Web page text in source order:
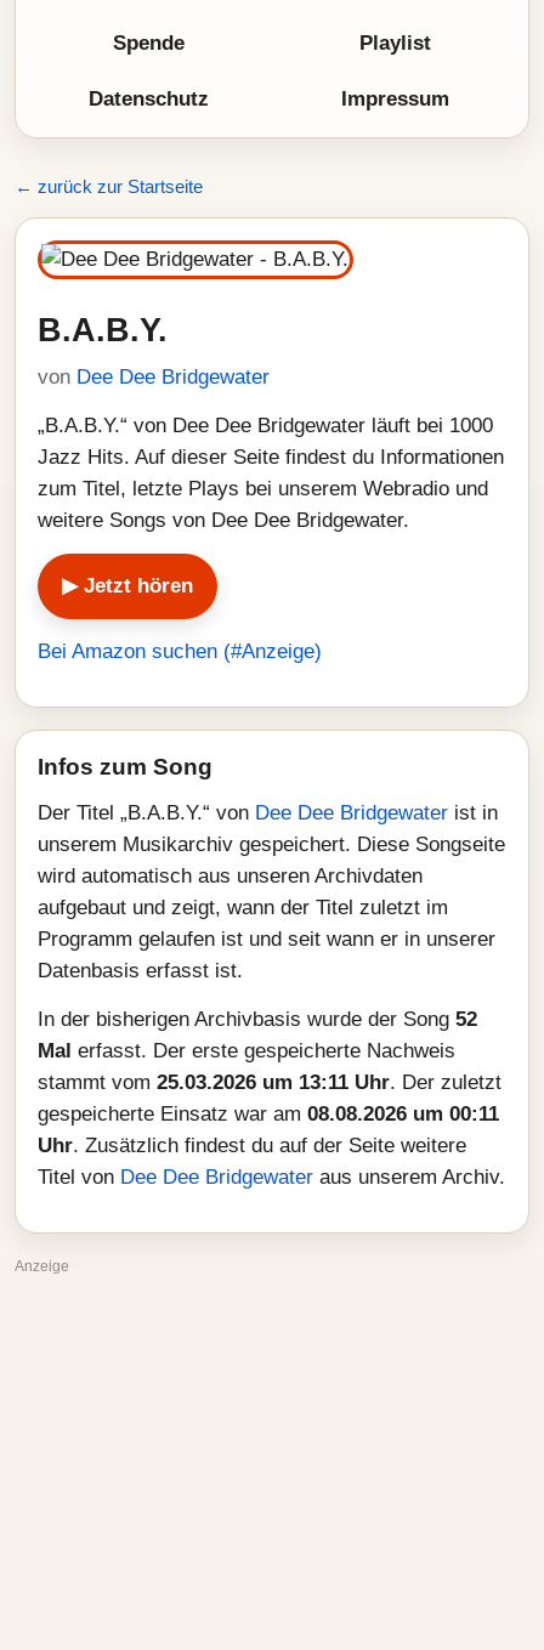
Spende Playlist
Datenschutz Impressum
← zurück zur Startseite
B.A.B.Y.
von Dee Dee Bridgewater
„B.A.B.Y.“ von Dee Dee Bridgewater läuft bei 1000
Jazz Hits. Auf dieser Seite findest du Informationen
zum Titel, letzte Plays bei unserem Webradio und
weitere Songs von Dee Dee Bridgewater.
▶ Jetzt hören
Bei Amazon suchen (#Anzeige)
Infos zum Song
Der Titel „B.A.B.Y.“ von Dee Dee Bridgewater ist in
unserem Musikarchiv gespeichert. Diese Songseite
wird automatisch aus unseren Archivdaten
aufgebaut und zeigt, wann der Titel zuletzt im
Programm gelaufen ist und seit wann er in unserer
Datenbasis erfasst ist.
In der bisherigen Archivbasis wurde der Song 52
Mal erfasst. Der erste gespeicherte Nachweis
stammt vom 25.03.2026 um 13:11 Uhr. Der zuletzt
gespeicherte Einsatz war am 08.08.2026 um 00:11
Uhr. Zusätzlich findest du auf der Seite weitere
Titel von Dee Dee Bridgewater aus unserem Archiv.
Anzeige